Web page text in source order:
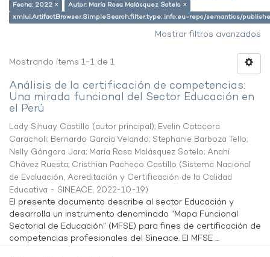
Fecha: 2022 ×
Autor: María Rosa Malásquez Sotelo ×
xmlui.ArtifactBrowser.SimpleSearch.filter.type: info:eu-repo/semantics/
Mostrar filtros avanzados
Mostrando ítems 1-1 de 1
Análisis de la certificación de competencias:
Una mirada funcional del Sector Educación en
el Perú
Lady Sihuay Castillo (autor principal); Evelin Catacora
Caracholi; Bernardo García Velando; Stephanie Barboza Tello;
Nelly Góngora Jara; María Rosa Malásquez Sotelo; Anahí
Chávez Ruesta; Cristhian Pacheco Castillo (Sistema Nacional
de Evaluación, Acreditación y Certificación de la Calidad
Educativa - SINEACE, 2022-10-19)
El presente documento describe al sector Educación y
desarrolla un instrumento denominado “Mapa Funcional
Sectorial de Educación” (MFSE) para fines de certificación de
competencias profesionales del Sineace. El MFSE ...